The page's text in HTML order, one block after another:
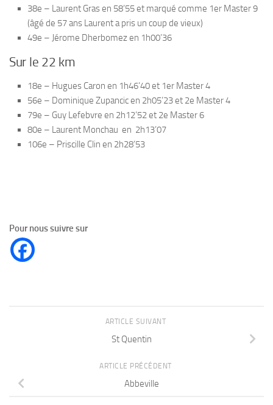
38e – Laurent Gras en 58’55 et marqué comme 1er Master 9
(âgé de 57 ans Laurent a pris un coup de vieux)
49e – Jérome Dherbomez en 1h00’36
Sur le 22 km
18e – Hugues Caron en 1h46’40 et 1er Master 4
56e – Dominique Zupancic en 2h05’23 et 2e Master 4
79e – Guy Lefebvre en 2h12’52 et 2e Master 6
80e – Laurent Monchau en 2h13’07
106e – Priscille Clin en 2h28’53
Pour nous suivre sur
ARTICLE SUIVANT
St Quentin
ARTICLE PRÉCÉDENT
Abbeville